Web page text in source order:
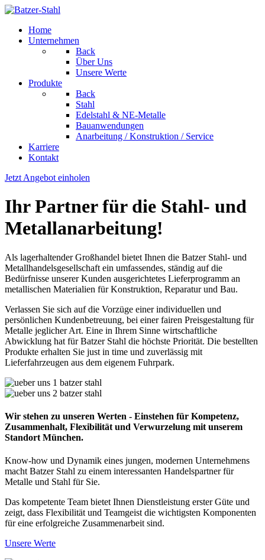
Home
Unternehmen
Back
Über Uns
Unsere Werte
Produkte
Back
Stahl
Edelstahl & NE-Metalle
Bauanwendungen
Anarbeitung / Konstruktion / Service
Karriere
Kontakt
Jetzt Angebot einholen
Ihr Partner für die Stahl- und
Metallanarbeitung!
Als lagerhaltender Großhandel bietet Ihnen die Batzer Stahl- und
Metallhandelsgesellschaft ein umfassendes, ständig auf die
Bedürfnisse unserer Kunden ausgerichtetes Lieferprogramm an
metallischen Materialien für Konstruktion, Reparatur und Bau.
Verlassen Sie sich auf die Vorzüge einer individuellen und
persönlichen Kundenbetreuung, bei einer fairen Preisgestaltung für
Metalle jeglicher Art. Eine in Ihrem Sinne wirtschaftliche
Abwicklung hat für Batzer Stahl die höchste Priorität. Die bestellten
Produkte erhalten Sie just in time und zuverlässig mit
Lieferfahrzeugen aus dem eigenem Fuhrpark.
Wir stehen zu unseren Werten - Einstehen für Kompetenz,
Zusammenhalt, Flexibilität und Verwurzelung mit unserem
Standort München.
Know-how und Dynamik eines jungen, modernen Unternehmens
macht Batzer Stahl zu einem interessanten Handelspartner für
Metalle und Stahl für Sie.
Das kompetente Team bietet Ihnen Dienstleistung erster Güte und
zeigt, dass Flexibilität und Teamgeist die wichtigsten Komponenten
für eine erfolgreiche Zusammenarbeit sind.
Unsere Werte